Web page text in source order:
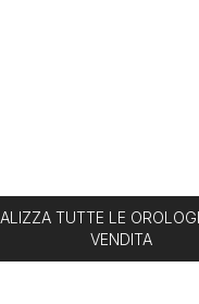
TUTTE LE
VENDITA